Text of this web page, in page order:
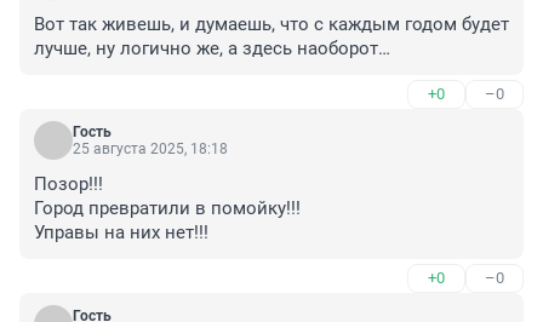
Вот так живешь, и думаешь, что с каждым годом будет
лучше, ну логично же, а здесь наоборот…
+0 –0
Гость
25 августа 2025, 18:18
Позор!!!
Город превратили в помойку!!!
Управы на них нет!!!
+0 –0
Гость